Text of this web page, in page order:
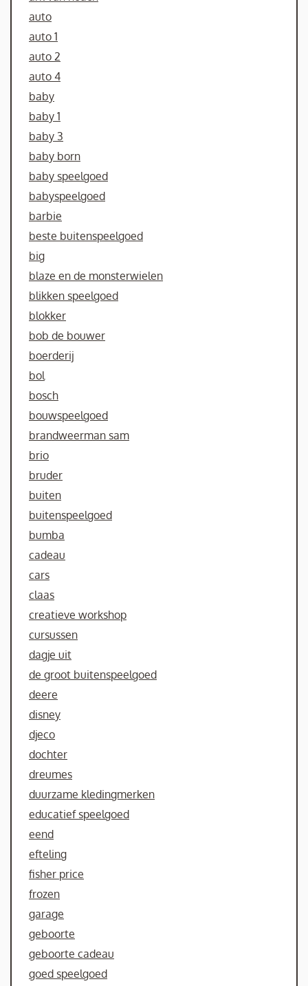
auto
auto 1
auto 2
auto 4
baby
baby 1
baby 3
baby born
baby speelgoed
babyspeelgoed
barbie
beste buitenspeelgoed
big
blaze en de monsterwielen
blikken speelgoed
blokker
bob de bouwer
boerderij
bol
bosch
bouwspeelgoed
brandweerman sam
brio
bruder
buiten
buitenspeelgoed
bumba
cadeau
cars
claas
creatieve workshop
cursussen
dagje uit
de groot buitenspeelgoed
deere
disney
djeco
dochter
dreumes
duurzame kledingmerken
educatief speelgoed
eend
efteling
fisher price
frozen
garage
geboorte
geboorte cadeau
goed speelgoed